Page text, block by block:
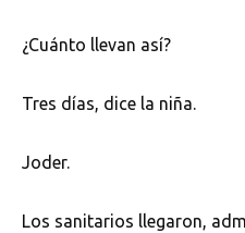
¿Cuánto llevan así?
Tres días, dice la niña.
Joder.
Los sanitarios llegaron,